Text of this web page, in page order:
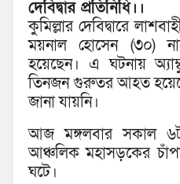
দেবিদ্বার প্রতিনিধি।।
কুমিল্লার দেবিদ্বারে
ময়নাল হোসেন (৩০)
হ‌য়ে‌ছেন। এ ঘটনায়
তিনজন গুরুতর আহত
জানা যায়নি।
আজ মঙ্গলবার সকাল
আঞ্চ‌লিক মহাসড়কের
ঘটে।